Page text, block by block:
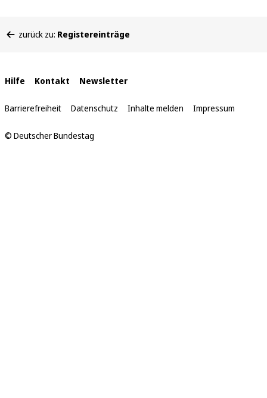
befinden
zurück zu: Registereinträge
Interne
Links
Hilfe Kontakt Newsletter
Barrierefreiheit Datenschutz Inhalte melden Impressum
© Deutscher Bundestag